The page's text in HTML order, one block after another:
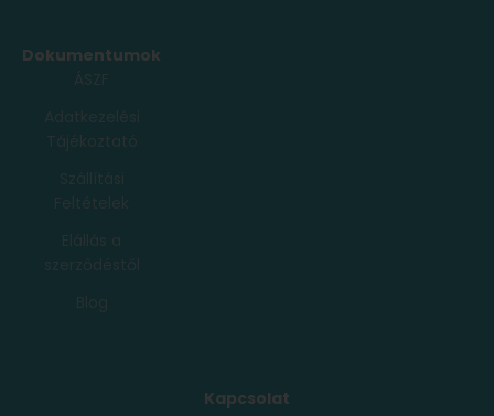
Dokumentumok
ÁSZF
Adatkezelési
Tájékoztató
Szállítási
Feltételek
Elállás a
szerződéstől
Blog
Kapcsolat